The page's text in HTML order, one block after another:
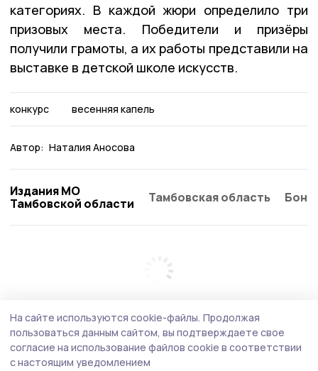
категориях. В каждой жюри определило три
призовых места. Победители и призёры
получили грамоты, а их работы представили на
выставке в детской школе искусств.
конкурс весенняя капель
Автор: Наталия Аносова
Издания МО
Тамбовской области
Тамбовская область
На сайте используются cookie-файлы. Продолжая
пользоваться данным сайтом, вы подтверждаете свое
согласие на использование файлов cookie в соответствии
с настоящим уведомлением